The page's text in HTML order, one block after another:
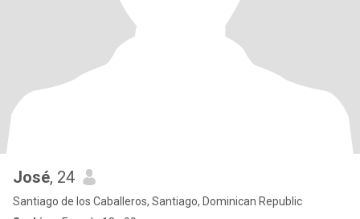
José, 24
Santiago de los Caballeros, Santiago, Dominican Republic